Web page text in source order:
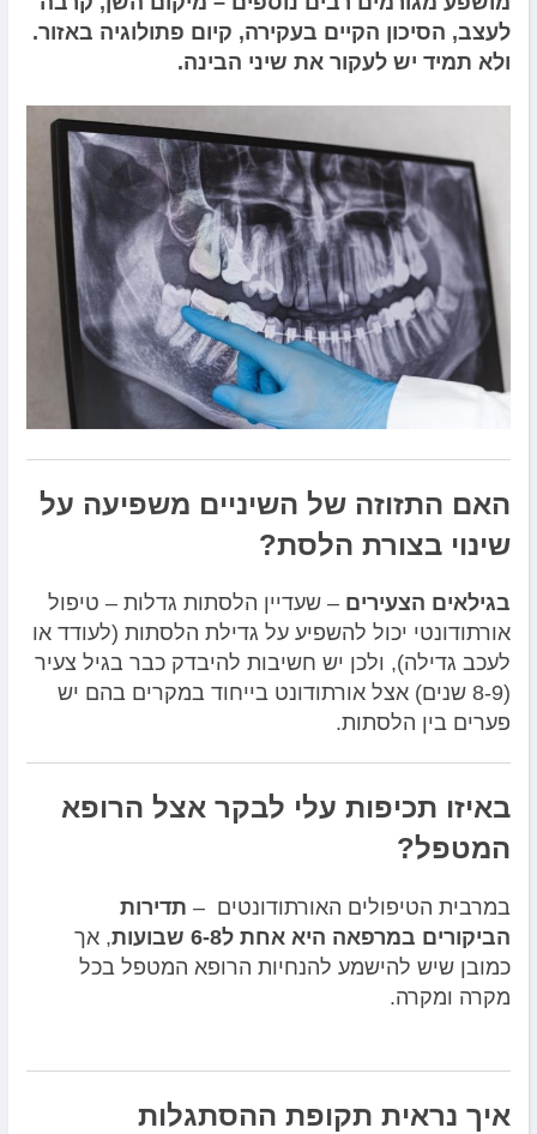
לעצב, הסיכון הקיים בעקירה, קיום פתולוגיה באזור.
ולא תמיד יש לעקור את שיני הבינה.
האם התזוזה של השיניים משפיעה על
שינוי בצורת הלסת?
בגילאים הצעירים – שעדיין הלסתות גדלות – טיפול
אורתודונטי יכול להשפיע על גדילת הלסתות (לעודד או
לעכב גדילה), ולכן יש חשיבות להיבדק כבר בגיל צעיר
(8-9 שנים) אצל אורתודונט בייחוד במקרים בהם יש
פערים בין הלסתות.
באיזו תכיפות עלי לבקר אצל הרופא
המטפל?
במרבית הטיפולים האורתודונטים – תדירות
הביקורים במרפאה היא אחת ל6-8 שבועות
, אך
כמובן שיש להישמע להנחיות הרופא המטפל בכל
מקרה ומקרה.
איך נראית תקופת ההסתגלות